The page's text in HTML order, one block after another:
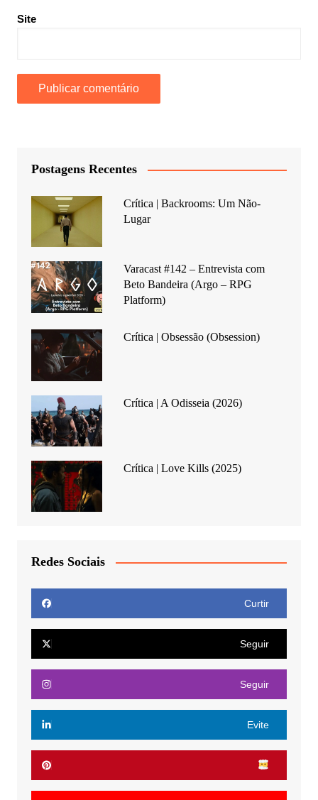
Site
Postagens Recentes
Crítica | Backrooms: Um Não-
Lugar
Varacast #142 – Entrevista com
Beto Bandeira (Argo – RPG
Platform)
Crítica | Obsessão (Obsession)
Crítica | A Odisseia (2026)
Crítica | Love Kills (2025)
Redes Sociais
Curtir
Seguir
Seguir
Evite